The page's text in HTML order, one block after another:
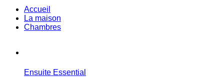
Accueil
La maison
Chambres
Ensuite Essential